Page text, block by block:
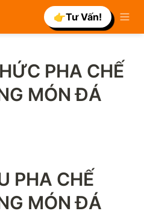
👉Tư Vấn!
PHA CHẾ
MÓN ĐÁ
PHA CHẾ
MÓN ĐÁ